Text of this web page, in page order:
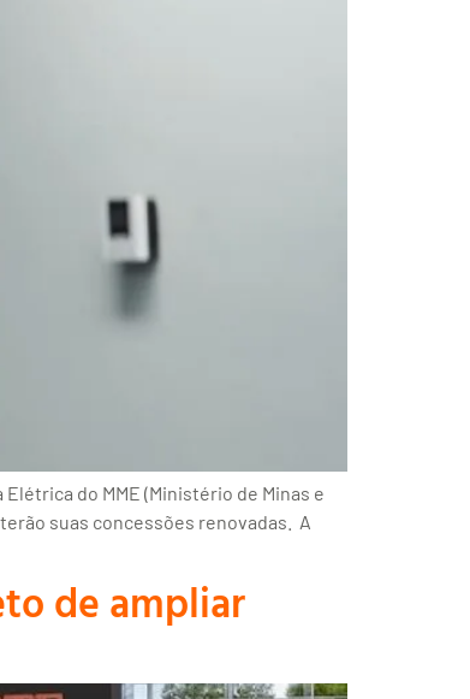
do MME (Ministério de Minas e
suas concessões renovadas. A
de ampliar